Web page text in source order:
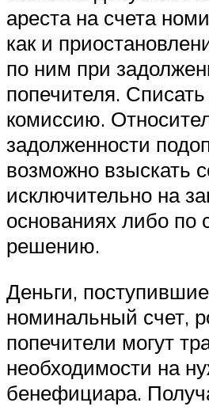
ареста на счета
как и
по ним при
попечителя.
комиссию.
задолженности
возможно взыскать
исключительно на
основаниях либо по
решению.
Деньги,
номинальный счет,
попечители могут
необходимости на
бенефициара.